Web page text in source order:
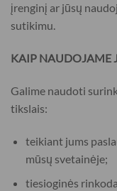
įrenginį ar jūsų
sutikimu.
KAIP NAUDOJAME
Galime naudoti
tikslais:
teikiant jums
mūsų svetainėje;
tiesioginės